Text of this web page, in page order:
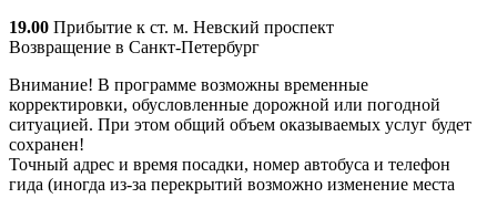
19.00 Прибытие к ст. м. Невский проспект
Возвращение в Санкт-Петербург
Внимание! В программе возможны временные
корректировки, обусловленные дорожной или погодной
ситуацией. При этом общий объем оказываемых услуг будет
сохранен!
Точный адрес и время посадки, номер автобуса и телефон
гида (иногда из-за перекрытий возможно изменение места